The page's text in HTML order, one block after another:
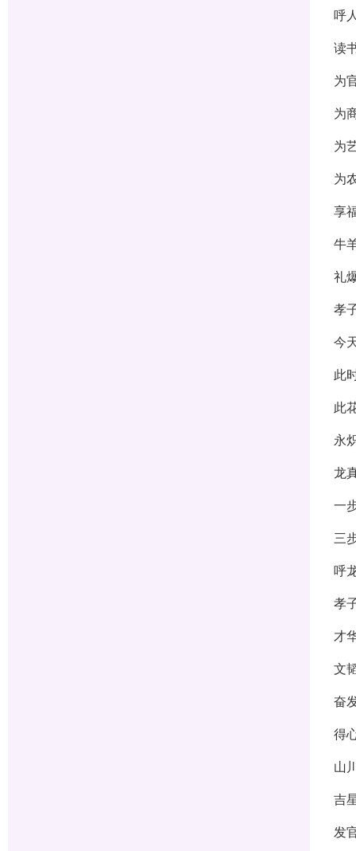
呼
读
为
为
为
为
享
牛
礼
孝
今
此
此
永
龙
一
三
呼
孝
才
文
奋
得
山
吉
发